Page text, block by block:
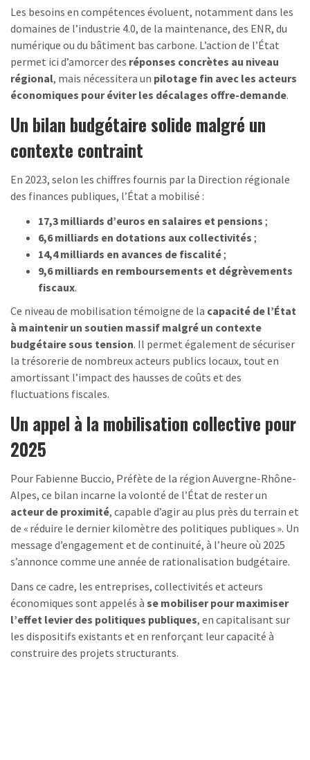
Les besoins en compétences évoluent, notamment dans les
domaines de l’industrie 4.0, de la maintenance, des ENR, du
numérique ou du bâtiment bas carbone. L’action de l’État
permet ici d’amorcer des réponses concrètes au niveau
régional, mais nécessitera un pilotage fin avec les acteurs
économiques pour éviter les décalages offre-demande.
Un bilan budgétaire solide malgré un
contexte contraint
En 2023, selon les chiffres fournis par la Direction régionale
des finances publiques, l’État a mobilisé :
17,3 milliards d’euros en salaires et pensions ;
6,6 milliards en dotations aux collectivités ;
14,4 milliards en avances de fiscalité;
9,6 milliards en remboursements et dégrèvements
fiscaux.
Ce niveau de mobilisation témoigne de la capacité de l’État
à maintenir un soutien massif malgré un contexte
budgétaire sous tension. Il permet également de sécuriser
la trésorerie de nombreux acteurs publics locaux, tout en
amortissant l’impact des hausses de coûts et des
fluctuations fiscales.
Un appel à la mobilisation collective pour
2025
Pour Fabienne Buccio, Préfète de la région Auvergne-Rhône-
Alpes, ce bilan incarne la volonté de l’État de rester un
acteur de proximité, capable d’agir au plus près du terrain et
de « réduire le dernier kilomètre des politiques publiques ». Un
message d’engagement et de continuité, à l’heure où 2025
s’annonce comme une année de rationalisation budgétaire.
Dans ce cadre, les entreprises, collectivités et acteurs
économiques sont appelés à se mobiliser pour maximiser
l’effet levier des politiques publiques, en capitalisant sur
les dispositifs existants et en renforçant leur capacité à
construire des projets structurants.